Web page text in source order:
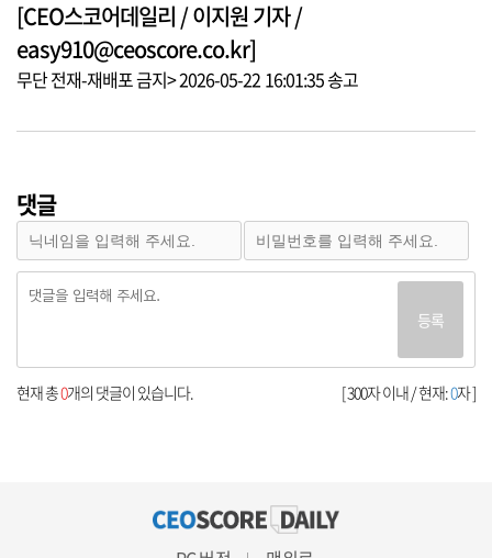
[CEO스코어데일리 / 이지원 기자 /
easy910@ceoscore.co.kr]
무단 전재-재배포 금지> 2026-05-22 16:01:35 송고
댓글
등록
[ 300자 이내 / 현재:0자 ]
현재 총0개의 댓글이 있습니다.